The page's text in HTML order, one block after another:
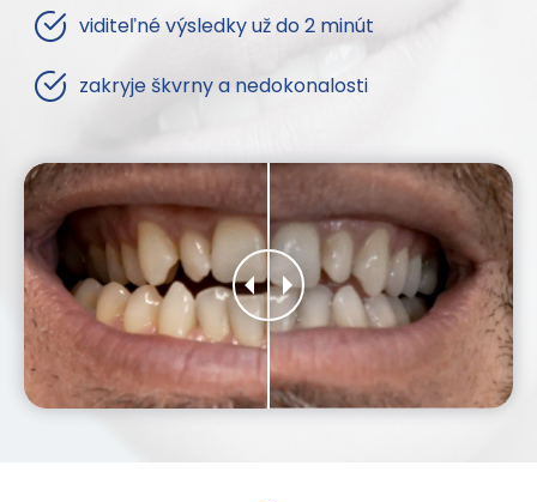
viditeľné výsledky už do 2 minút
zakryje škvrny a nedokonalosti